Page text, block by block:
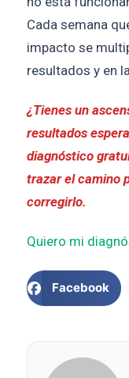
Cada semana
impacto se
resultados y en
¿Tienes un
resultados
diagnóstico
trazar el camino
corregirlo.
Quiero mi
Facebook